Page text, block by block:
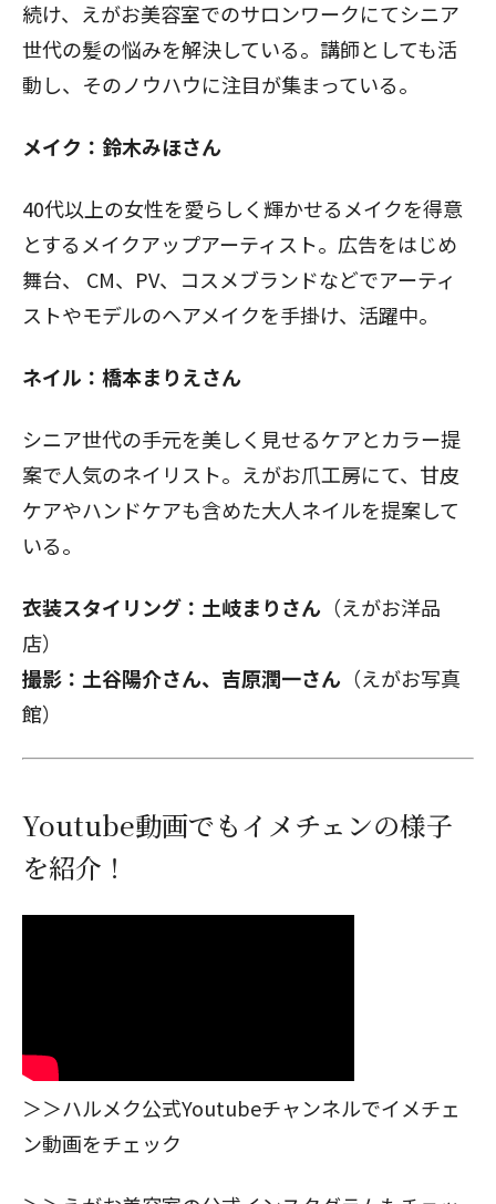
続け、えがお美容室でのサロンワークにてシニア
世代の髪の悩みを解決している。講師としても活
動し、そのノウハウに注目が集まっている。
メイク：鈴木みほさん
40代以上の女性を愛らしく輝かせるメイクを得意
とするメイクアップアーティスト。広告をはじめ
舞台、 CM、PV、コスメブランドなどでアーティ
ストやモデルのヘアメイクを手掛け、活躍中。
ネイル：橋本まりえさん
シニア世代の手元を美しく見せるケアとカラー提
案で人気のネイリスト。えがお爪工房にて、甘皮
ケアやハンドケアも含めた大人ネイルを提案して
いる。
衣装スタイリング：土岐まりさん （えがお洋品
店）
撮影：土谷陽介さん、吉原潤一さん （えがお写真
館）
Youtube動画でもイメチェンの様子
を紹介！
＞＞ハルメク公式Youtubeチャンネルでイメチェ
ン動画をチェック